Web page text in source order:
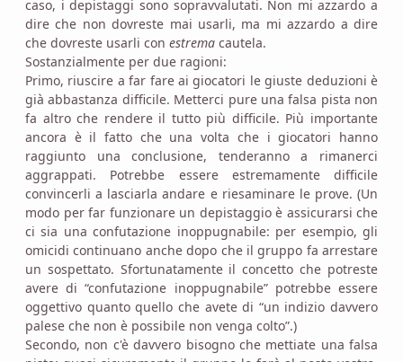
caso, i depistaggi sono sopravvalutati. Non mi azzardo a
dire che non dovreste mai usarli, ma mi azzardo a dire
che dovreste usarli con estrema cautela.
Sostanzialmente per due ragioni:
Primo, riuscire a far fare ai giocatori le giuste deduzioni è
già abbastanza difficile. Metterci pure una falsa pista non
fa altro che rendere il tutto più difficile. Più importante
ancora è il fatto che una volta che i giocatori hanno
raggiunto una conclusione, tenderanno a rimanerci
aggrappati. Potrebbe essere estremamente difficile
convincerli a lasciarla andare e riesaminare le prove. (Un
modo per far funzionare un depistaggio è assicurarsi che
ci sia una confutazione inoppugnabile: per esempio, gli
omicidi continuano anche dopo che il gruppo fa arrestare
un sospettato. Sfortunatamente il concetto che potreste
avere di “confutazione inoppugnabile” potrebbe essere
oggettivo quanto quello che avete di “un indizio davvero
palese che non è possibile non venga colto”.)
Secondo, non c'è davvero bisogno che mettiate una falsa